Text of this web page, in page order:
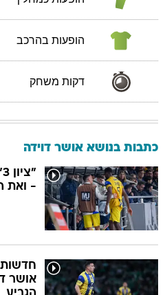
הופעות בהרכב
דקות משחק
כתבות בנושא אושר דוידה
- ואת
חדשות
אושר